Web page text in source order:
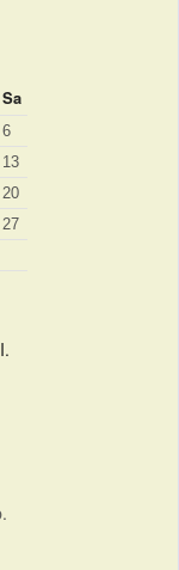
Sa
6
13
20
27